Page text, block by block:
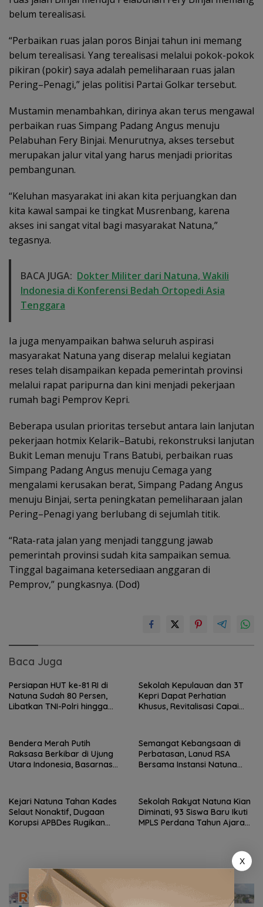
belum terealisasi.
“Perbaikan ruas jalan poros Binjai tahun ini memang
belum terealisasi. Yang terealisasi melalui pokok-pokok
pikiran (pokir) saya adalah pemeliharaan ruas jalan
Pering–Penagi,” jelas politisi Partai Golkar tersebut.
Mustamin menambahkan, dirinya akan terus mengawal
perbaikan ruas Simpang Padang Angus menuju
Pelabuhan Fery Binjai. Menurutnya, akses tersebut
merupakan jalur vital yang harus menjadi prioritas
pembangunan.
“Keluhan masyarakat ini akan kita perjuangkan dan
kita kawal sampai ke tingkat Musrenbang, karena
akses ini sangat vital bagi masyarakat Natuna,”
tegasnya.
BACA JUGA: Dokter Militer dari Natuna, Wakili
Indonesia di Konferensi Bedah Ortopedi Asia
Tenggara
Ia juga menyampaikan bahwa seluruh aspirasi
masyarakat Natuna yang diserap melalui kegiatan
reses telah disampaikan kepada pemerintah provinsi
melalui rapat paripurna dan kini menjadi pekerjaan
rumah bagi Pemprov Kepri.
Beberapa usulan prioritas tersebut antara lain lanjutan
pekerjaan hotmix Kelarik–Batubi, rekonstruksi lanjutan
Bukit Leman menuju Trans Batubi, perbaikan ruas
Simpang Padang Angus menuju Cemaga yang
mengalami kerusakan berat, Simpang Padang Angus
menuju Binjai, serta peningkatan pemeliharaan jalan
Pering–Penagi yang berlubang di sejumlah titik.
“Rata-rata jalan yang menjadi tanggung jawab
pemerintah provinsi sudah kita sampaikan semua.
Tinggal bagaimana ketersediaan anggaran di
Pemprov,” pungkasnya. (Dod)
Baca Juga
Persiapan HUT ke-81 RI di
Natuna Sudah 80 Persen,
Libatkan TNI-Polri hingga
Sekolah Kepulauan dan 3T
Kepri Dapat Perhatian
Khusus, Revitalisasi Capai
Bendera Merah Putih
Raksasa Berkibar di Ujung
Utara Indonesia, Basarnas
Perbatasan
Semangat Kebangsaan di
Perbatasan, Lanud RSA
Bersama Instansi Natuna
Kejari Natuna Tahan Kades
Selaut Nonaktif, Dugaan
Korupsi APBDes Rugikan
Sekolah Rakyat Natuna Kian
Diminati, 93 Siswa Baru Ikuti
MPLS Perdana Tahun Ajaran
X